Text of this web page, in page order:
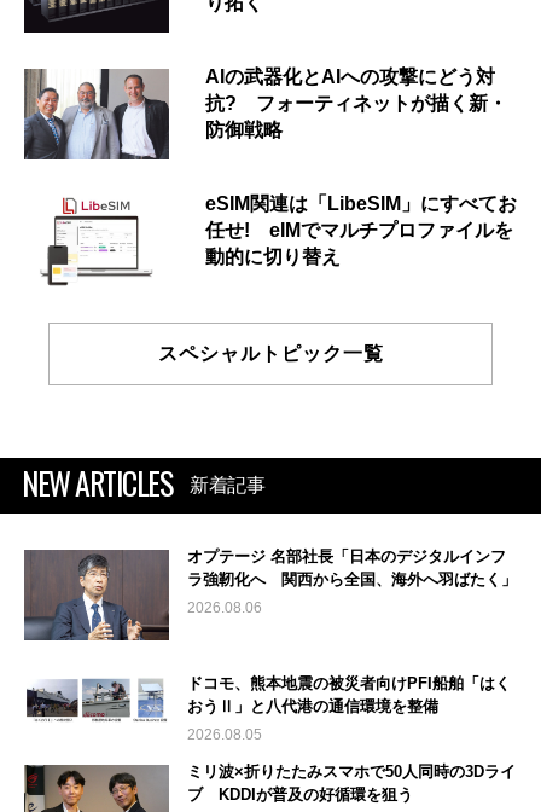
AIの武器化とAIへの攻撃にどう対
抗? フォーティネットが描く新・
防御戦略
eSIM関連は「LibeSIM」にすべてお
任せ! eIMでマルチプロファイルを
動的に切り替え
スペシャルトピック一覧
NEW ARTICLES 新着記事
オプテージ 名部社長「日本のデジタルインフ
ラ強靭化へ 関西から全国、海外へ羽ばたく」
2026.08.06
ドコモ、熊本地震の被災者向けPFI船舶「はく
おうⅡ」と八代港の通信環境を整備
2026.08.05
ミリ波×折りたたみスマホで50人同時の3Dライ
ブ KDDIが普及の好循環を狙う